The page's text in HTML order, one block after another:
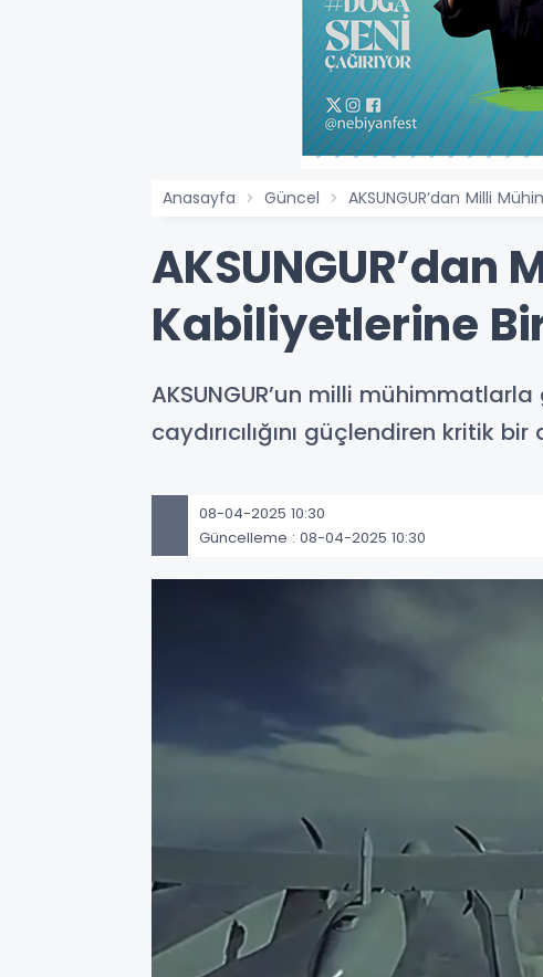
Anasayfa Güncel AKSUNGUR’dan Milli
Kabiliyetlerine
AKSUNGUR’un milli
caydırıcılığını güçlendiren kritik
08-04-2025 10:30
Güncelleme : 08-04-2025 10:30